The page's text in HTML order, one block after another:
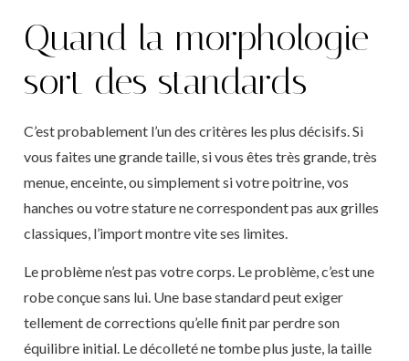
Quand la morphologie
sort des standards
C’est probablement l’un des critères les plus décisifs. Si
vous faites une grande taille, si vous êtes très grande, très
menue, enceinte, ou simplement si votre poitrine, vos
hanches ou votre stature ne correspondent pas aux grilles
classiques, l’import montre vite ses limites.
Le problème n’est pas votre corps. Le problème, c’est une
robe conçue sans lui. Une base standard peut exiger
tellement de corrections qu’elle finit par perdre son
équilibre initial. Le décolleté ne tombe plus juste, la taille